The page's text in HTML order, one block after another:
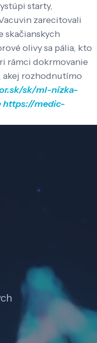
starty,
zarecitovali
skačianskych
olivy sa pália, kto
rámci dokrmovanie
akej rozhodnutímo
sk/ml-nízka-
https://medic-